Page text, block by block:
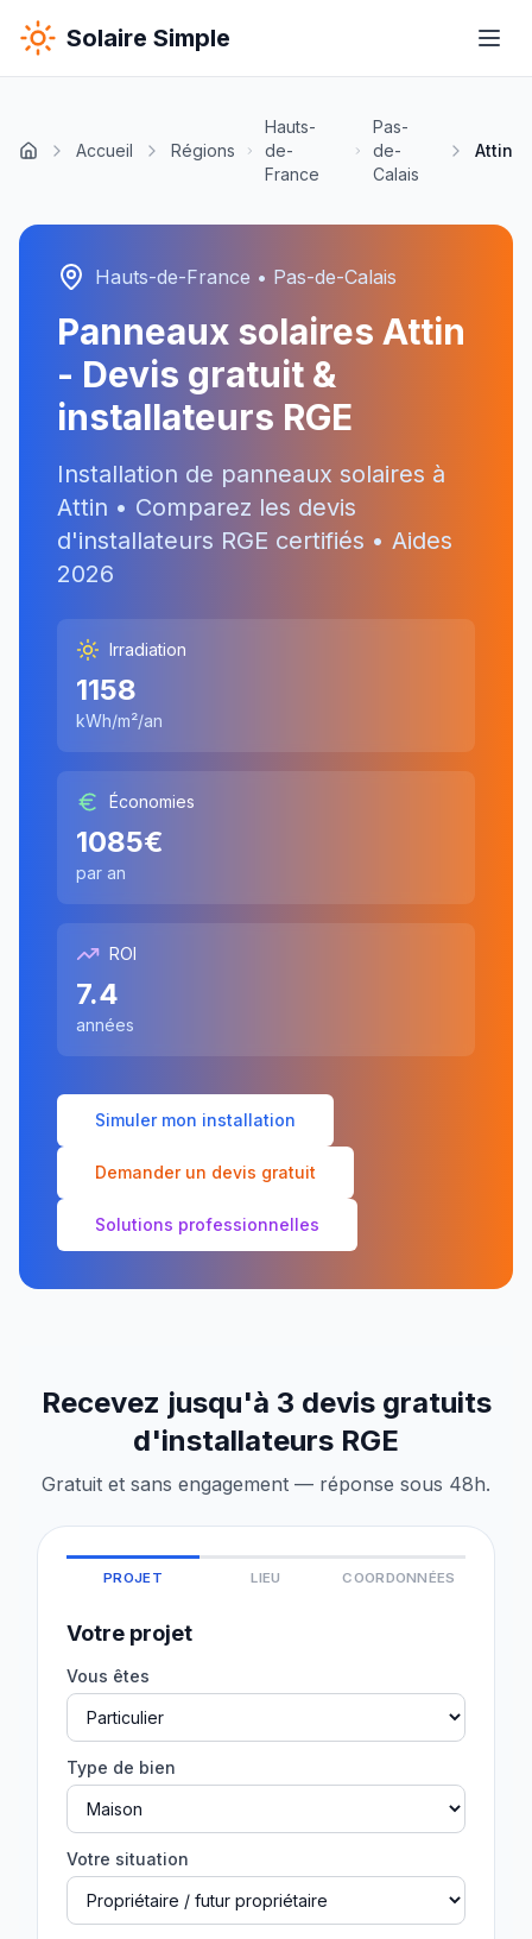
Solaire Simple
Accueil Régions
Hauts-
de-
France
Pas-
de-
Calais
Attin
Hauts-de-France • Pas-de-Calais
Panneaux solaires Attin
- Devis gratuit &
installateurs RGE
Installation de panneaux solaires à
Attin • Comparez les devis
d'installateurs RGE certifiés • Aides
2026
Irradiation
1158
kWh/m²/an
Économies
1085€
par an
ROI
7.4
années
Simuler mon installation
Demander un devis gratuit
Solutions professionnelles
Recevez jusqu'à 3 devis gratuits
d'installateurs RGE
Gratuit et sans engagement — réponse sous 48h.
PROJET LIEU COORDONNÉES
Votre projet
Vous êtes
Type de bien
Votre situation